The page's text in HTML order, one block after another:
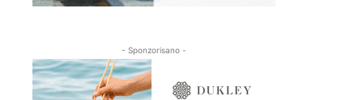
- Sponzorisano -